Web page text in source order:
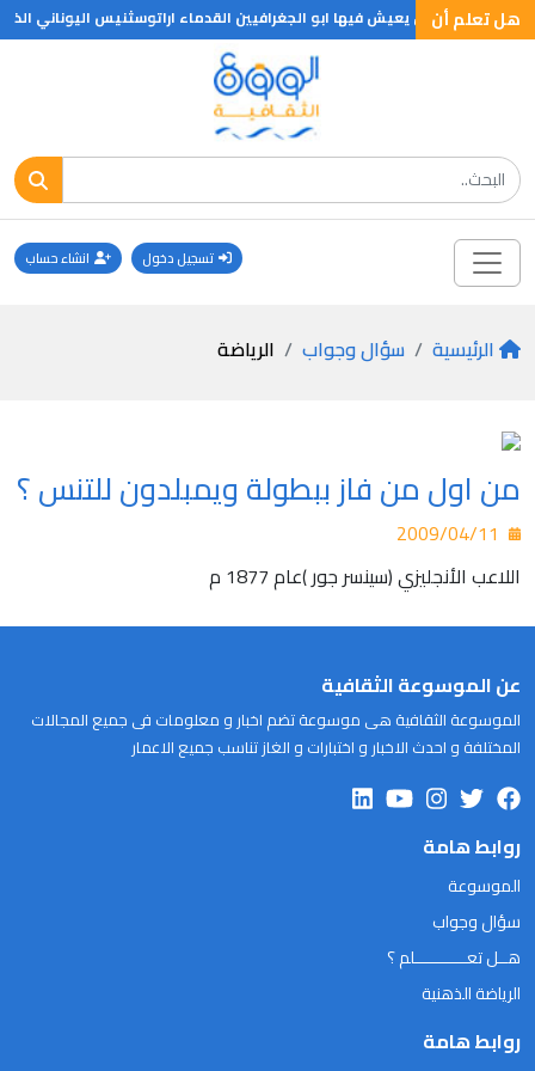
هل تعلم أناذا كان يعيش فيها ابو الجغرافيين القدماء اراتوسثنيس
تسجيل دخول انشاء حساب
الرئيسية سؤال وجواب الرياضة
من اول من فاز ببطولة ويمبلدون للتنس ؟
اللاعب الأنجليزي (سينسر جور )عام 1877 م
عن الموسوعة الثقافية
الموسوعة الثقافية هى موسوعة تضم اخبار و معلومات فى جميع المجالات
المختلفة و احدث الاخبار و اختبارات و الغاز تناسب جميع الاعمار
روابط هامة
الموسوعة
سؤال وجواب
هــل تعـــــــــــلم ؟
الرياضة الذهنية
روابط هامة